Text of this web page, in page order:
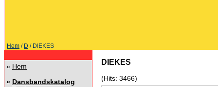
Hem / D / DIEKES
» Hem
» Dansbandskatalog
DIEKES
(Hits: 3466)